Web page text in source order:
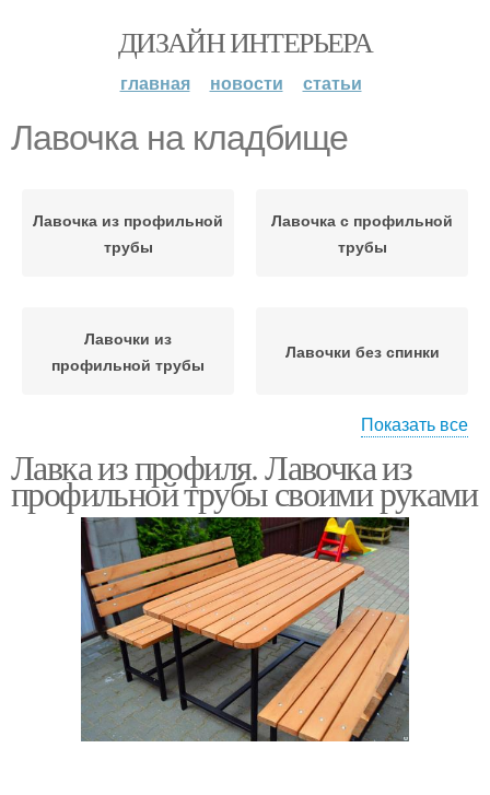
ДИЗАЙН ИНТЕРЬЕРА
главная новости статьи
Лавочка на кладбище
Лавочка из профильной
трубы
Лавочка с профильной
трубы
Лавочки из
профильной трубы
Лавочки без спинки
Трубы на кладбище
Показать все
Лавка из профиля. Лавочка из
профильной трубы своими руками